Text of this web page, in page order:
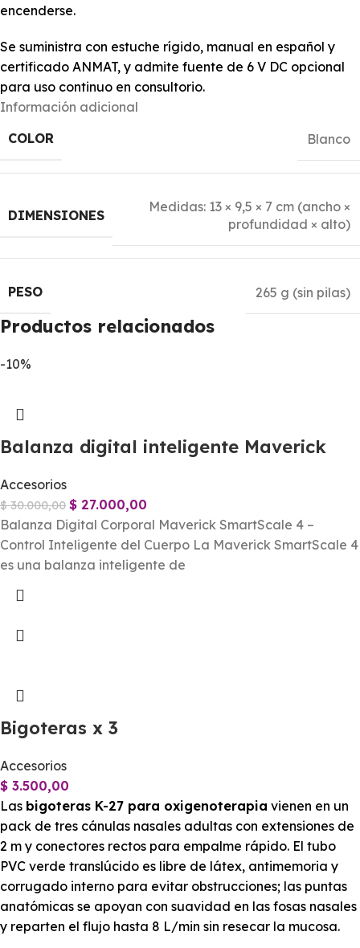
encenderse.
Se suministra con estuche rígido, manual en español y
certificado ANMAT, y admite fuente de 6 V DC opcional
para uso continuo en consultorio.
Información adicional
COLOR
Blanco
DIMENSIONES
Medidas: 13 × 9,5 × 7 cm (ancho ×
profundidad × alto)
PESO 265 g (sin pilas)
Productos relacionados
-10%
Balanza digital inteligente Maverick
Accesorios
$30.000,00 $ 27.000,00
Balanza Digital Corporal Maverick SmartScale 4 –
Control Inteligente del Cuerpo La Maverick SmartScale 4
es una balanza inteligente de
Bigoteras x 3
Accesorios
$ 3.500,00
Las bigoteras K-27 para oxigenoterapia vienen en un
pack de tres cánulas nasales adultas con extensiones de
2 m y conectores rectos para empalme rápido. El tubo
PVC verde translúcido es libre de látex, antimemoria y
corrugado interno para evitar obstrucciones; las puntas
anatómicas se apoyan con suavidad en las fosas nasales
y reparten el flujo hasta 8 L/min sin resecar la mucosa.